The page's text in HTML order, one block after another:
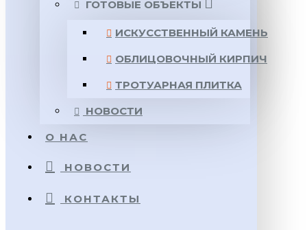
ГОТОВЫЕ ОБЪЕКТЫ
ИСКУССТВЕННЫЙ КАМЕНЬ
ОБЛИЦОВОЧНЫЙ КИРПИЧ
ТРОТУАРНАЯ ПЛИТКА
НОВОСТИ
О НАС
НОВОСТИ
КОНТАКТЫ